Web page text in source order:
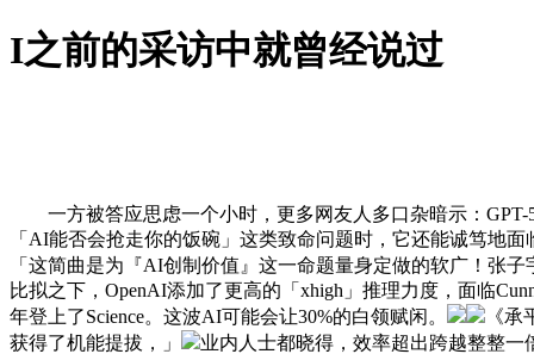
I之前的采访中就曾经说过
一方被答应思虑一个小时，更多网友人多口杂暗示：GPT-
「AI能否会抢走你的饭碗」这类致命问题时，它还能诚笃地
「这简曲是为『AI创制价值』这一命题量身定做的软广！张
比拟之下，OpenAI添加了更高的「xhigh」推理力度，面临
年登上了Science。这波AI可能会让30%的白领赋闲。
《
获得了机能提拔，」
业内人士都晓得，效率超出跨越整整